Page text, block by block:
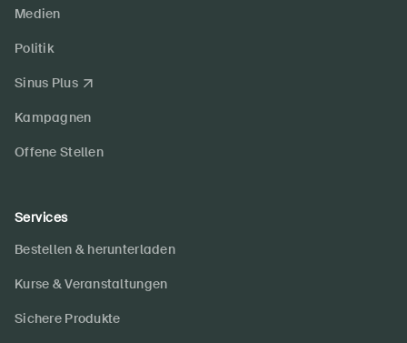
Medien
Politik
Sinus Plus
Kampagnen
Offene Stellen
Services
Bestellen & herunterladen
Kurse & Veranstaltungen
Sichere Produkte